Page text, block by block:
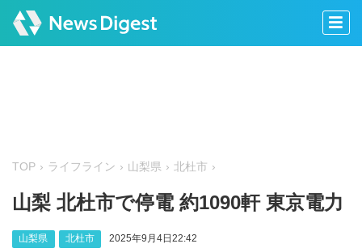
TOP ライフライン 山梨県 北杜市
山梨 北杜市で停電 約1090軒 東京電力
山梨県 北杜市 2025年9月4日22:42